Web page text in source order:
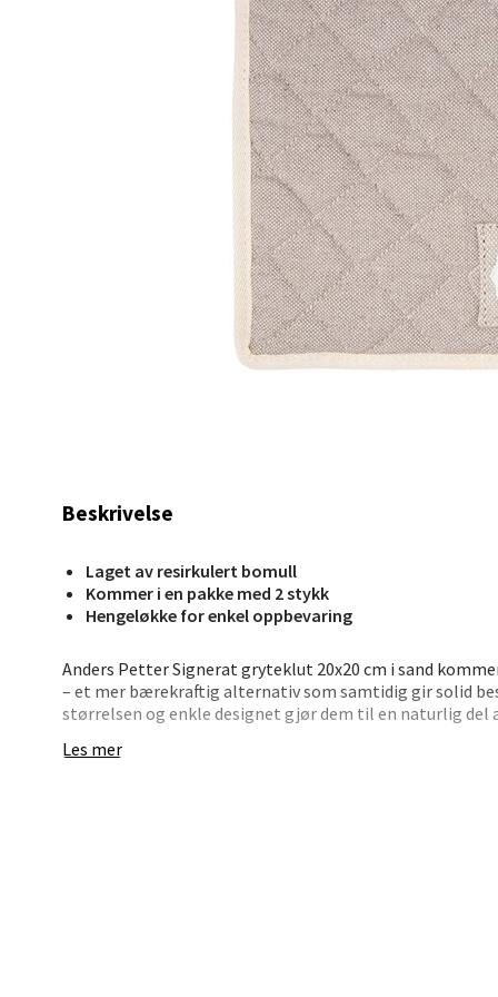
Beskrivelse
Laget av resirkulert bomull
Kommer i en pakke med 2 stykk
Hengeløkke for enkel oppbevaring
Anders Petter Signerat gryteklut 20x20 cm i sand
– et mer bærekraftig alternativ som samtidig gir solid
størrelsen og enkle designet gjør dem til en naturlig del
Gryteklutene har hempe for oppheng, og
Les mer
Åpent
0 i
Erich
Åpent
0 i